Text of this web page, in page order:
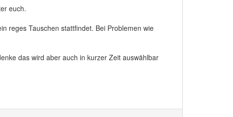
euch.
reges Tauschen stattfindet. Bei Problemen wie
das wird aber auch in kurzer Zeit auswählbar